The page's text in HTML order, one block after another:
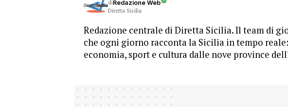
diRedazione Web
Diretta Sicilia
Redazione centrale di Diretta Sicilia. Il team di
che ogni giorno racconta la Sicilia in tempo
economia, sport e cultura dalle nove province